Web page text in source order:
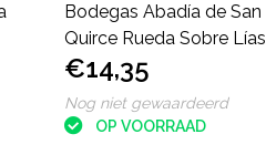
Bodegas Abadía de San
Quirce Rueda Sobre Lías
Verdejo
€14,35
Nog niet gewaardeerd
OP VOORRAAD